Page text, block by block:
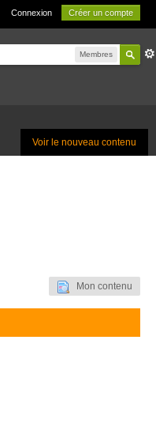
Connexion Créer un compte
Membres
Voir le nouveau contenu
Mon contenu